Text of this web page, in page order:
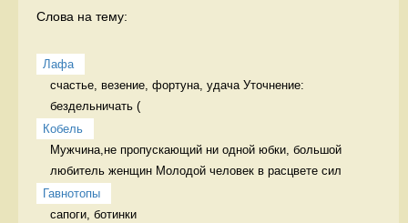
Слова на тему:
Лафа
счастье, везение, фортуна, удача Уточнение:
бездельничать (
Кобель
Мужчина,не пропускающий ни одной юбки, большой
любитель женщин Молодой человек в расцвете сил
Гавнотопы
сапоги, ботинки